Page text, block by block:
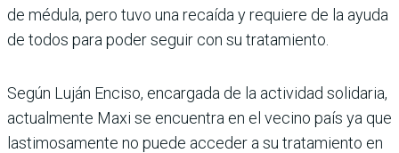
de médula, pero tuvo una recaída y requiere de la ayuda
de todos para poder seguir con su tratamiento.
Según Luján Enciso, encargada de la actividad solidaria,
actualmente Maxi se encuentra en el vecino país ya que
lastimosamente no puede acceder a su tratamiento en